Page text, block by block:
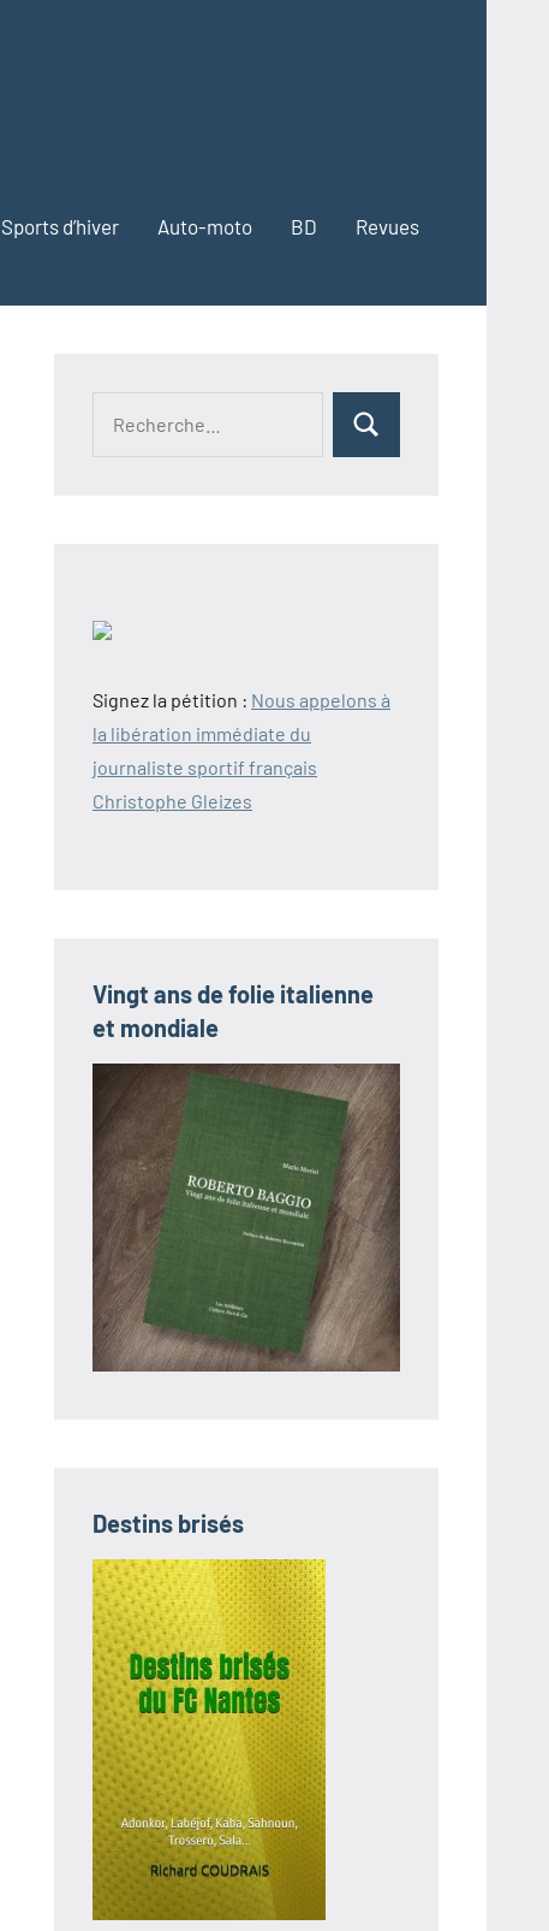
Sports d’hiver Auto-moto BD Revues
Rechercher
Signez la pétition : Nous appelons à
la libération immédiate du
journaliste sportif français
Christophe Gleizes
Vingt ans de folie italienne
et mondiale
Destins brisés